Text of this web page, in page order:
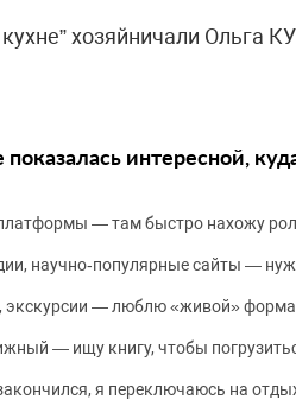
хозяйничали
показалась интересной,
— там быстро нахожу
научно‑популярные сайты —
экскурсии — люблю «живой»
— ищу книгу, чтобы
я переключаюсь на